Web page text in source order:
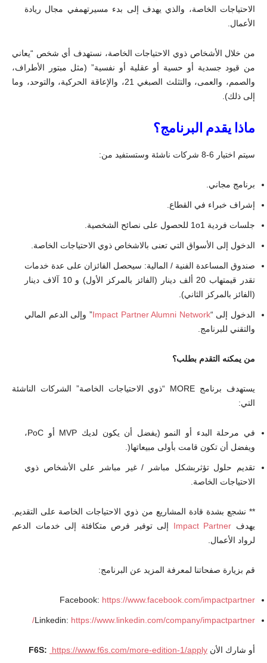
الاحتياجات الخاصة، والذي يهدف إلى بدء مسيرتهمفي مجال ريادة
الأعمال.
من خلال الأشخاص ذوي الاحتياجات الخاصة، نستهدف أي شخص “يعاني
من قيود جسدية أو حسية أو عقلية أو نفسية” (مثل مبتور الأطراف،
والصمم، والعمى، والتثلث الصبغي 21، والإعاقة الحركية، والتوحد، وما
إلى ذلك).
ماذا يقدم البرنامج؟
سيتم اختيار 6-8 شركات ناشئة وستستفيد من:
برنامج مجاني.
إشراف خبراء في القطاع.
جلسات فردية 1o1 للحصول على نصائح الشخصية.
الدخول إلى الأسواق التي تعنى بالاشخاص ذوي الاحتياجات الخاصة.
صندوق المساعدة الفنية / المالية: سيحصل الفائزان على عدة خدمات
تقدر قيمتهاب 20 ألف دينار (الفائز بالمركز الأول) و 10 آلاف دينار
(الفائز بالمركز الثاني).
الدخول إلى “Impact Partner Alumni Network” وإلى الدعم المالي
والتقني للبرنامج.
من يمكنه التقدم بطلب؟
يستهدف برنامج MORE “ذوي الاحتياجات الخاصة” الشركات الناشئة
التي:
في مرحلة البدء أو النمو (يفضل أن يكون لديك MVP أو PoC،
ويفضل أن تكون قامت بأولى مبيعاتها(.
تقديم حلول تؤثربشكل مباشر / غير مباشر على الأشخاص ذوي
الاحتياجات الخاصة.
** نشجع بشدة قادة المشاريع من ذوي الاحتياجات الخاصة على التقديم.
يهدف Impact Partner إلى توفير فرص متكافئة إلى خدمات الدعم
لرواد الأعمال.
قم بزيارة صفحاتنا لمعرفة المزيد عن البرنامج:
Facebook: https://www.facebook.com/impactpartner
Linkedin: https://www.linkedin.com/company/impactpartner/
أو شارك الأن https://www.f6s.com/more-edition-1/apply